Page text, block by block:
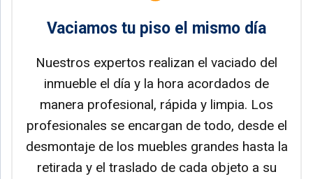
Vaciamos tu piso el mismo día
Nuestros expertos realizan el vaciado del
inmueble el día y la hora acordados de
manera profesional, rápida y limpia. Los
profesionales se encargan de todo, desde el
desmontaje de los muebles grandes hasta la
retirada y el traslado de cada objeto a su